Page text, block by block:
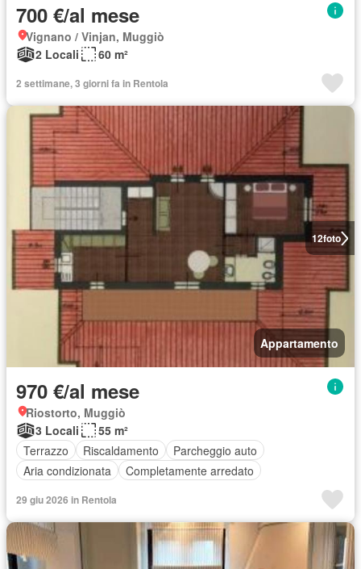
700 €/al mese
Vignano / Vinjan, Muggiò
2 Locali
60 m²
2 settimane, 3 giorni fa in Rentola
12foto
Appartamento
970 €/al mese
Riostorto, Muggiò
3 Locali
55 m²
Terrazzo
Riscaldamento
Parcheggio auto
Aria condizionata
Completamente arredato
29 giu 2026 in Rentola